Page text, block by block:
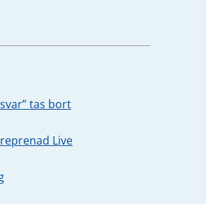
tas bort
Live